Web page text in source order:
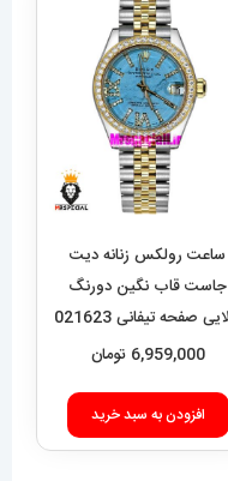
ساعت رولکس زنانه دیت
جاست قاب نگین دورنگ
طلایی صفحه تیفانی 021623
ROLEX DATEJUST
6,959,000 تومان
افزودن به سبد خرید